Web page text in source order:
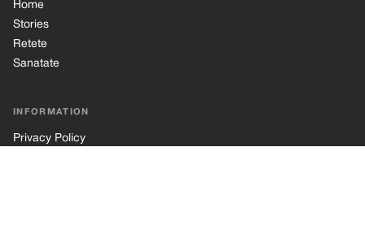
Home
Stories
Retete
Sanatate
INFORMATION
Privacy Policy